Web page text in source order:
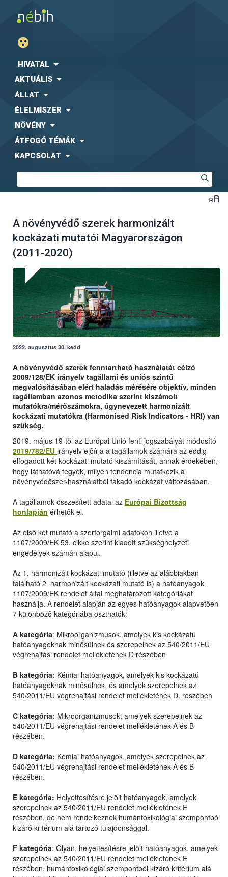
HIVATAL
AKTUÁLIS
ÁLLAT
ÉLELMISZER
NÖVÉNY
ÁTFOGÓ TÉMÁK
KAPCSOLAT
A növényvédő szerek harmonizált
kockázati mutatói Magyarországon
(2011-2020)
2022. augusztus 30, kedd
A növényvédő szerek fenntartható használatát célzó
2009/128/EK irányelv tagállami és uniós szintű
megvalósításában elért haladás mérésére objektív, minden
tagállamban azonos metodika szerint kiszámolt
mutatókra/mérőszámokra, úgynevezett harmonizált
kockázati mutatókra (Harmonised Risk Indicators - HRI) van
szükség.
2019. május 19-től az Európai Unió fenti jogszabályát módosító
2019/782/EU irányelv előírja a tagállamok számára az eddig
elfogadott két kockázati mutató kiszámítását, annak érdekében,
hogy láthatóvá tegyék, milyen tendencia mutatkozik a
növényvédőszer-használatból fakadó kockázat változásában.
A tagállamok összesített adatai az Európai Bizottság
honlapján érhetők el.
Az első két mutató a szerforgalmi adatokon illetve a
1107/2009/EK 53. cikke szerint kiadott szükséghelyzeti
engedélyek számán alapul.
Az 1. harmonizált kockázati mutató (illetve az alábbiakban
található 2. harmonizált kockázati mutató is) a hatóanyagok
1107/2009/EK rendelet által meghatározott kategóriákat
használja. A rendelet alapján az egyes hatóanyagok alapvetően
7 különböző kategóriába oszthatók:
A kategória: Mikroorganizmusok, amelyek kis kockázatú
hatóanyagoknak minősülnek és szerepelnek az 540/2011/EU
végrehajtási rendelet mellékletének D részében
B kategória: Kémiai hatóanyagok, amelyek kis kockázatú
hatóanyagoknak minősülnek, és amelyek szerepelnek az
540/2011/EU végrehajtási rendelet mellékletének D. részében
C kategória: Mikroorganizmusok, amelyek szerepelnek az
540/2011/EU végrehajtási rendelet mellékletének A és B
részében.
D kategória: Kémiai hatóanyagok, amelyek szerepelnek az
540/2011/EU végrehajtási rendelet mellékletének A és B
részében.
E kategória: Helyettesítésre jelölt hatóanyagok, amelyek
szerepelnek az 540/2011/EU rendelet mellékletének E
részében, de nem rendelkeznek humántoxikológiai szempontból
kizáró kritérium alá tartozó tulajdonsággal.
F kategória: Olyan, helyettesítésre jelölt hatóanyagok, amelyek
szerepelnek az 540/2011/EU rendelet mellékletének E
részében, humántoxikológiai szempontból kizáró kritérium alá